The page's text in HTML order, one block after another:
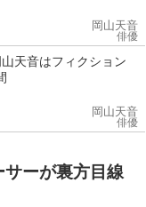
岡山天音
俳優
天音はフィクション
岡山天音
俳優
ーが裏方目線